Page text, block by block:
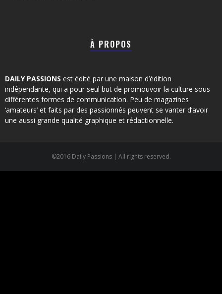
À PROPOS
DAILY PASSIONS est édité par une maison d’édition
indépendante, qui a pour seul but de promouvoir la culture sous
différentes formes de communication. Peu de magazines
‘amateurs’ et faits par des passionnés peuvent se vanter d’avoir
une aussi grande qualité graphique et rédactionnelle.
©2016 Daily Passions | All rights reserved.